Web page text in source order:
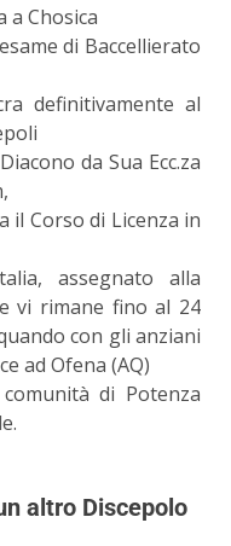
a Chosica
di Baccellierato
definitivamente al
da Sua Ecc.za
il Corso di Licenza in
assegnato alla
vi rimane fino al 24
con gli anziani
ad Ofena (AQ)
di Potenza
altro Discepolo